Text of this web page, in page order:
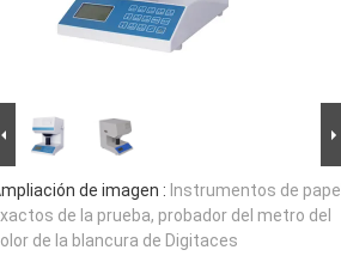
de imagen : Instrumentos de papel
de la prueba, probador del metro del
de la blancura de Digitaces